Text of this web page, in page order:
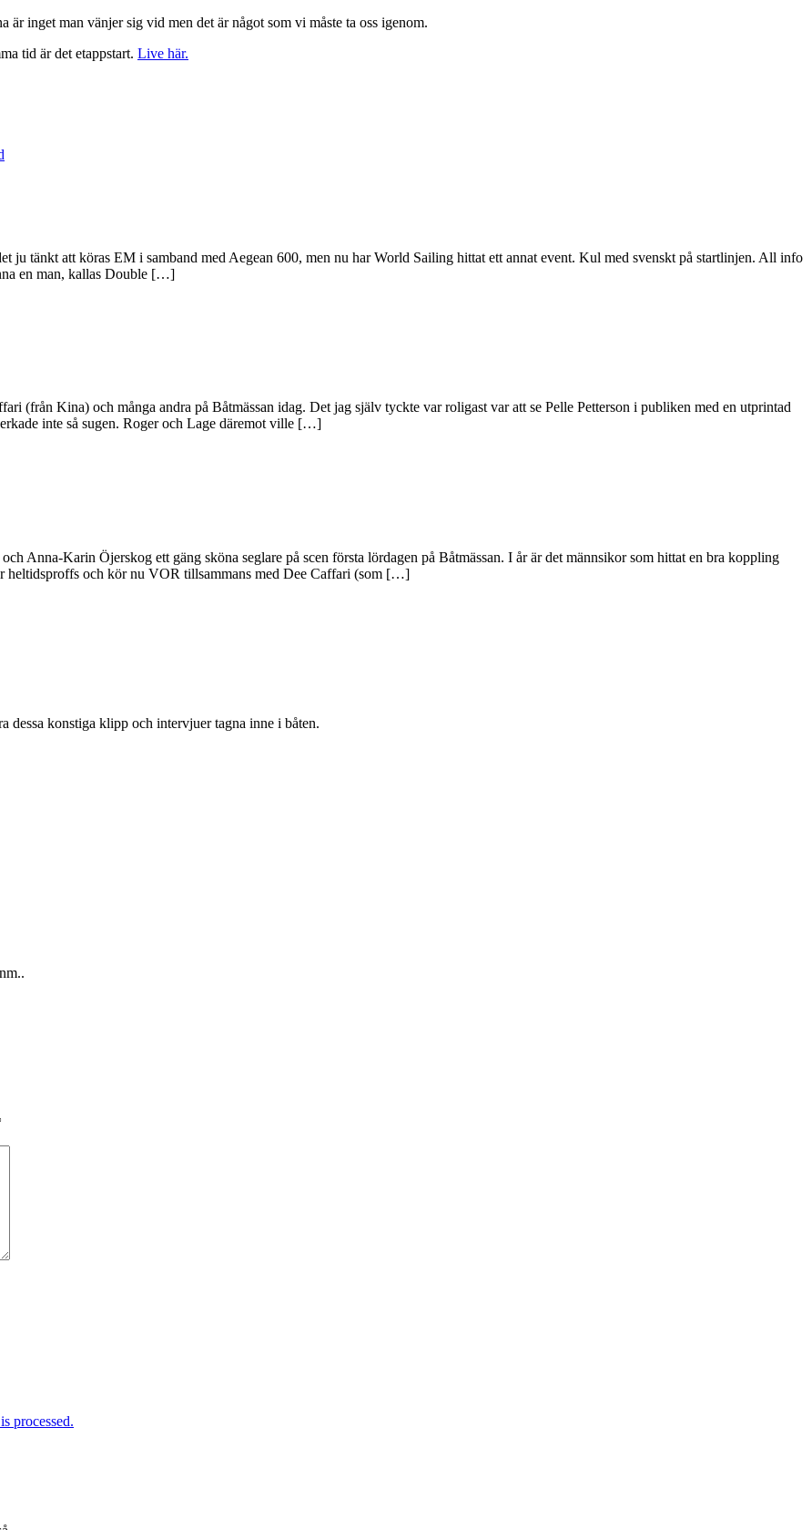
är inget man vänjer sig vid men det är något som vi måste ta oss igenom.
tid är det etappstart. Live här.
tänkt att köras EM i samband med Aegean 600, men nu har World Sailing hittat ett annat event. Kul med svenskt på startlinjen. All info
en man, kallas Double […]
(från Kina) och många andra på Båtmässan idag. Det jag själv tyckte var roligast var att se Pelle Petterson i publiken med en utprintad
inte så sugen. Roger och Lage däremot ville […]
Anna-Karin Öjerskog ett gäng sköna seglare på scen första lördagen på Båtmässan. I år är det männsikor som hittat en bra koppling
heltidsproffs och kör nu VOR tillsammans med Dee Caffari (som […]
dessa konstiga klipp och intervjuer tagna inne i båten.
processed.